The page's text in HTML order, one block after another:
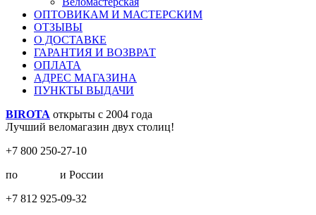
ОПТОВИКАМ И МАСТЕРСКИМ
ОТЗЫВЫ
О ДОСТАВКЕ
ГАРАНТИЯ И ВОЗВРАТ
ОПЛАТА
АДРЕС МАГАЗИНА
ПУНКТЫ ВЫДАЧИ
BIROTA открыты с 2004 года
Лучший веломагазин двух столиц!
+7 800 250-27-10
по
и России
+7 812 925-09-32